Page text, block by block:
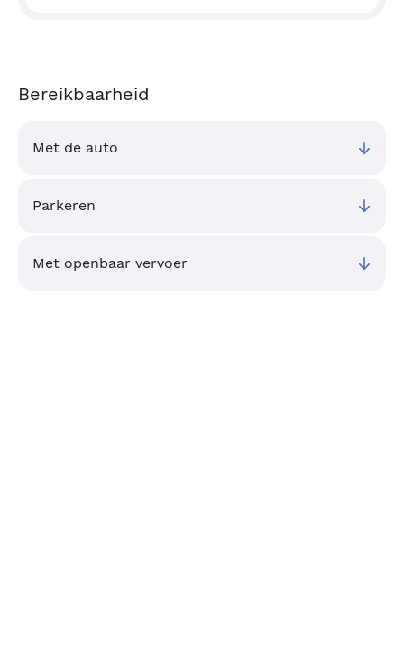
Bereikbaarheid
Met de auto
Parkeren
Met openbaar vervoer